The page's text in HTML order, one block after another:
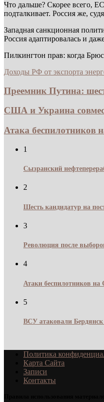
Что дальше? Скорее всего,
подталкивает. Россия же,
Западная санкционная
Россия адаптировалась и
Пилкингтон прав: когда
Доходы РФ от экспорта
Преемник Путина:
США и Украина
Атака беспилотников
1
Сызранский
2
Шесть кандидатур на
3
Революция после
4
Атаки беспилотников на
5
ВСУ атаковали
Политика
Карта Сайта
Записи
Контакты